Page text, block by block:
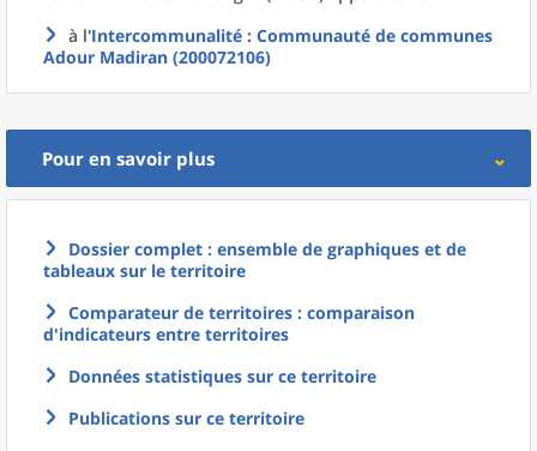
à l'Intercommunalité : Communauté de communes
Adour Madiran (200072106)
Pour en savoir plus
Dossier complet : ensemble de graphiques et de
tableaux sur le territoire
Comparateur de territoires : comparaison
d'indicateurs entre territoires
Données statistiques sur ce territoire
Publications sur ce territoire